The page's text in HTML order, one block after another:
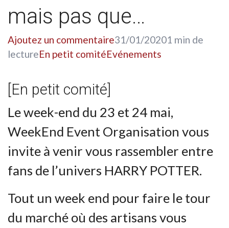
mais pas que…
Ajoutez un commentaire31/01/20201 min de
lectureEn petit comitéEvénements
[En petit comité]
Le week-end du 23 et 24 mai,
WeekEnd Event Organisation vous
invite à venir vous rassembler entre
fans de l’univers HARRY POTTER.
Tout un week end pour faire le tour
du marché où des artisans vous